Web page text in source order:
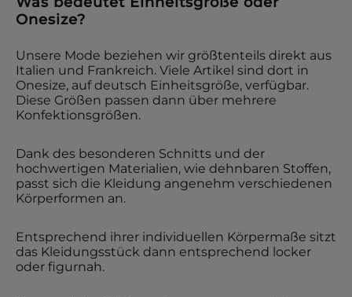
Onesize?
Unsere Mode beziehen wir größtenteils direkt aus
Italien und Frankreich. Viele Artikel sind dort in
Onesize, auf deutsch Einheitsgröße, verfügbar.
Diese Größen passen dann über mehrere
Konfektionsgrößen.
Dank des besonderen Schnitts und der
hochwertigen Materialien, wie dehnbaren Stoffen,
passt sich die Kleidung angenehm verschiedenen
Körperformen an.
Entsprechend ihrer individuellen Körpermaße sitzt
das Kleidungsstück dann entsprechend locker
oder figurnah.